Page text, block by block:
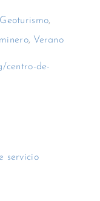
Geoturismo,
, Verano
centro-de-
servicio